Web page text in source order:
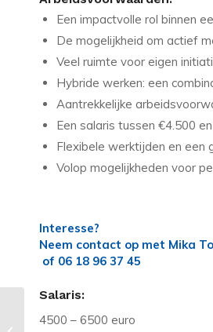
Een impactvolle rol binnen
De mogelijkheid om actief
Veel ruimte voor eigen
Hybride werken: een
Aantrekkelijke
Een salaris tussen €4.500
Flexibele werktijden en een
Volop mogelijkheden voor
Interesse?
Neem contact op met Mika
of 06 18 96 37 45
Salaris:
4500 – 6500 euro
Vacature in Utrecht: Cloud Platform